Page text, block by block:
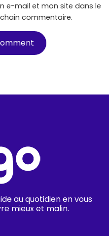
e-mail et mon site dans le
commentaire.
au quotidien en vous
mieux et malin.